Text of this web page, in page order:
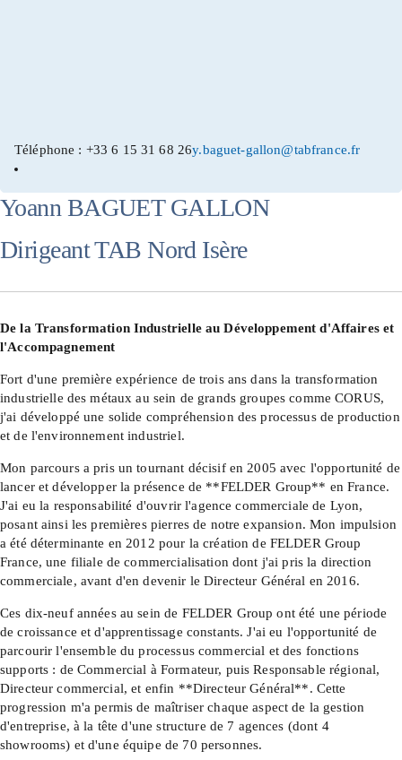
Téléphone : +33 6 15 31 68 26y.baguet-gallon@tabfrance.fr
Yoann BAGUET GALLON
Dirigeant TAB Nord Isère
De la Transformation Industrielle au Développement d'Affaires et
l'Accompagnement
Fort d'une première expérience de trois ans dans la transformation
industrielle des métaux au sein de grands groupes comme CORUS,
j'ai développé une solide compréhension des processus de production
et de l'environnement industriel.
Mon parcours a pris un tournant décisif en 2005 avec l'opportunité de
lancer et développer la présence de **FELDER Group** en France.
J'ai eu la responsabilité d'ouvrir l'agence commerciale de Lyon,
posant ainsi les premières pierres de notre expansion. Mon impulsion
a été déterminante en 2012 pour la création de FELDER Group
France, une filiale de commercialisation dont j'ai pris la direction
commerciale, avant d'en devenir le Directeur Général en 2016.
Ces dix-neuf années au sein de FELDER Group ont été une période
de croissance et d'apprentissage constants. J'ai eu l'opportunité de
parcourir l'ensemble du processus commercial et des fonctions
supports : de Commercial à Formateur, puis Responsable régional,
Directeur commercial, et enfin **Directeur Général**. Cette
progression m'a permis de maîtriser chaque aspect de la gestion
d'entreprise, à la tête d'une structure de 7 agences (dont 4
showrooms) et d'une équipe de 70 personnes.